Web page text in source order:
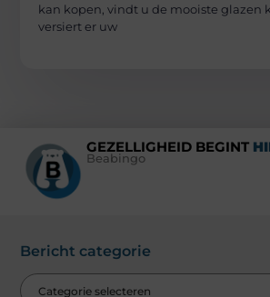
kan kopen, vindt u de mooiste glazen
versiert er uw
GEZELLIGHEID BEGINT
Beabingo
Bericht categorie